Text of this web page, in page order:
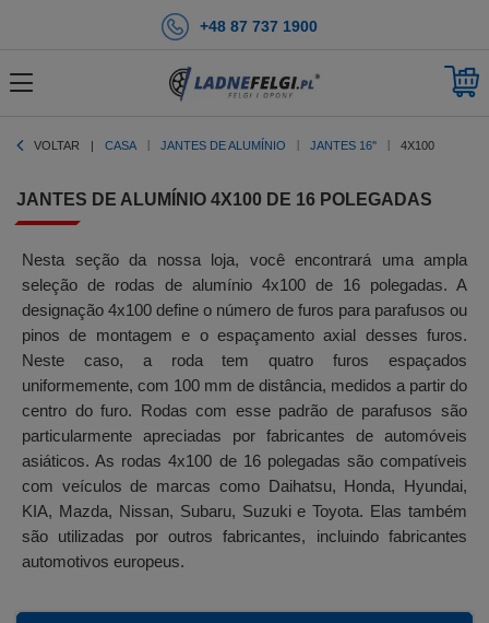
+48 87 737 1900
VOLTAR CASA JANTES DE ALUMÍNIO JANTES 16'' 4X100
JANTES DE ALUMÍNIO 4X100 DE 16 POLEGADAS
Nesta seção da nossa loja, você encontrará uma ampla
seleção de rodas de alumínio 4x100 de 16 polegadas. A
designação 4x100 define o número de furos para parafusos ou
pinos de montagem e o espaçamento axial desses furos.
Neste caso, a roda tem quatro furos espaçados
uniformemente, com 100 mm de distância, medidos a partir do
centro do furo. Rodas com esse padrão de parafusos são
particularmente apreciadas por fabricantes de automóveis
asiáticos. As rodas 4x100 de 16 polegadas são compatíveis
com veículos de marcas como Daihatsu, Honda, Hyundai,
KIA, Mazda, Nissan, Subaru, Suzuki e Toyota. Elas também
são utilizadas por outros fabricantes, incluindo fabricantes
automotivos europeus.